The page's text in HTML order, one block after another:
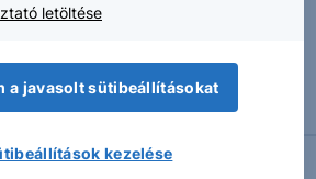
intézkedéséig hatalmasat
részvénypiac – előbb-utóbb
védett üzemanyagárnak
letöltése
a javasolt sütibeállításokat
kezelése